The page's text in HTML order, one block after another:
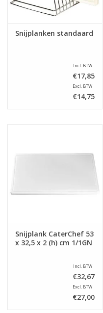
Snijplanken standaard
Incl. BTW
€17,85
Excl. BTW
€14,75
Snijplank CaterChef 53
x 32,5 x 2 (h) cm 1/1GN
Incl. BTW
€32,67
Excl. BTW
€27,00